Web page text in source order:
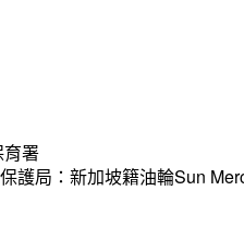
署
護局：新加坡籍油輪Sun